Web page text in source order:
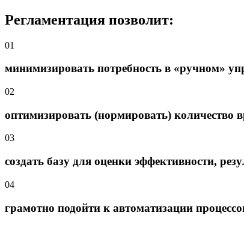
Регламентация позволит:
01
минимизировать потребность в «ручном»
02
оптимизировать (нормировать) количество
03
создать базу для оценки эффективности,
04
грамотно подойти к автоматизации